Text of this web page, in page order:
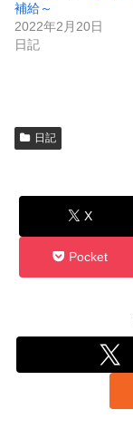
補給～
2022年2月20日
日記
日記
X
Pocket